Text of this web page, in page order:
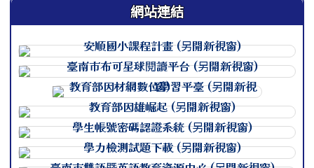
網站連結
連至 http://
連至 http://
連至 http://
連至 http://
連至 http://
連至 http://